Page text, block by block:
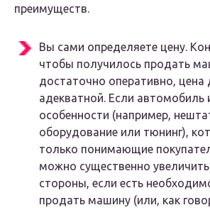
преимуществ.
Вы сами определяете цену.
чтобы получилось продать
достаточно оперативно,
адекватной. Если автомобиль
особенности (например,
оборудование или тюнинг),
только понимающие
можно существенно
стороны, если есть
продать машину (или, как